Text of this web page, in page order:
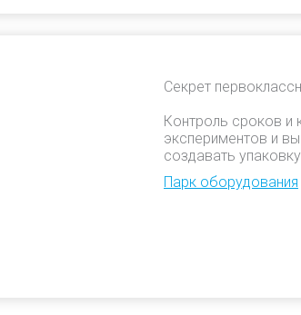
Секрет
Контроль сроков и
экспериментов и
создавать
Парк оборудования